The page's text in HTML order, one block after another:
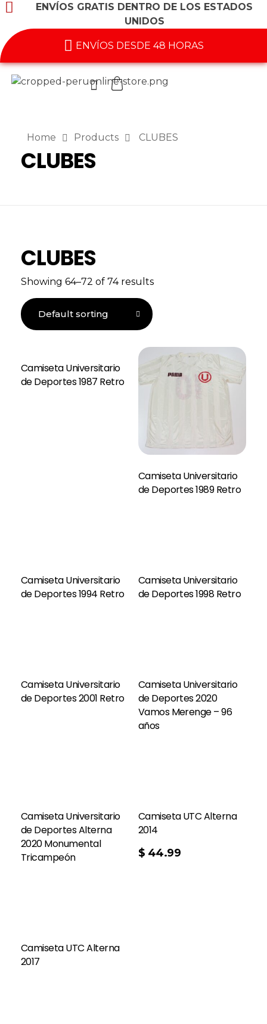
ENVÍOS GRATIS DENTRO DE LOS ESTADOS
UNIDOS
ENVÍOS DESDE 48 HORAS
Home Products CLUBES
CLUBES
CLUBES
Showing 64–72 of 74 results
Camiseta Universitario
de Deportes 1987 Retro
Camiseta Universitario
de Deportes 1989 Retro
Camiseta Universitario
de Deportes 1994 Retro
Camiseta Universitario
de Deportes 1998 Retro
Camiseta Universitario
de Deportes 2001 Retro
Camiseta Universitario
de Deportes 2020
Vamos Merenge – 96
años
Camiseta Universitario
de Deportes Alterna
2020 Monumental
Tricampeón
Camiseta UTC Alterna
2014
$ 44.99
Camiseta UTC Alterna
2017